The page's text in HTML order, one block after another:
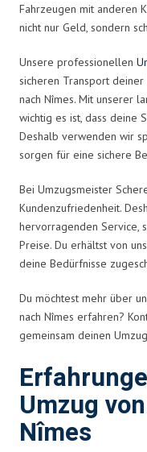
Fahrzeugen mit anderen
nicht nur Geld, sondern
Unsere professionellen
sicheren Transport
nach Nîmes. Mit unserer
wichtig es ist, dass deine
Deshalb verwenden wir
sorgen für eine sichere
Bei Umzugsmeister
Kundenzufriedenheit.
hervorragenden Service,
Preise. Du erhältst von
deine Bedürfnisse
Du möchtest mehr über
nach Nîmes erfahren?
gemeinsam deinen
Umzug
Nîmes